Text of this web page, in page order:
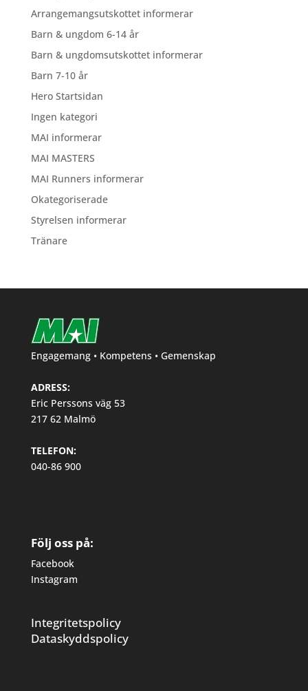
Arrangemangsutskottet informerar
Barn & ungdom 6-14 år
Barn & ungdomsutskottet informerar
Barn 7-10 år
Hero Startsidan
Ingen kategori
MAI informerar
MAI MASTERS
MAI Runners informerar
Okategoriserade
Styrelsen informerar
Tränare
Engagemang • Kompetens • Gemenskap
ADRESS:
Eric Perssons väg 53
217 62 Malmö
TELEFON:
040-86 900
Följ oss på:
Facebook
Instagram
Integritetspolicy
Dataskyddspolicy